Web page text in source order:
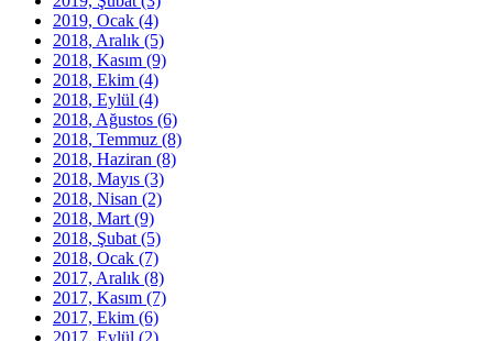
2019, Ocak (4)
2018, Aralık (5)
2018, Kasım (9)
2018, Ekim (4)
2018, Eylül (4)
2018, Ağustos (6)
2018, Temmuz (8)
2018, Haziran (8)
2018, Mayıs (3)
2018, Nisan (2)
2018, Mart (9)
2018, Şubat (5)
2018, Ocak (7)
2017, Aralık (8)
2017, Kasım (7)
2017, Ekim (6)
2017, Eylül (2)